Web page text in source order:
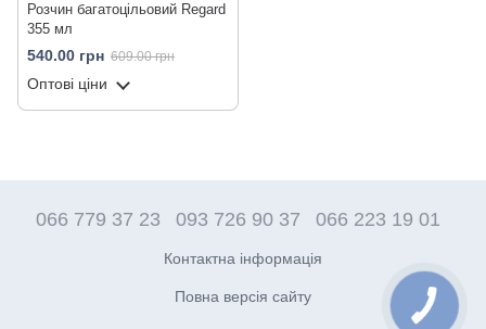
Розчин багатоцільовий Regard
355 мл
540.00 грн 609.00 грн
Оптові ціни
066 779 37 23 093 726 90 37 066 223 19 01
Контактна інформація
Повна версія сайту